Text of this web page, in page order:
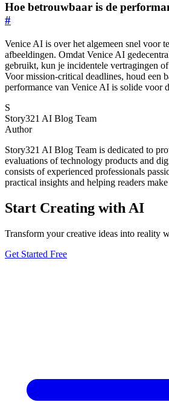
Hoe betrouwbaar is de
#
Venice AI is over het algemeen snel voor
afbeeldingen. Omdat Venice AI
gebruikt, kun je incidentele vertragingen
Voor mission-critical deadlines, houd een
performance van Venice AI is solide voor
S
Story321 AI Blog Team
Author
Story321 AI Blog Team is dedicated to
evaluations of technology products and
consists of experienced professionals
practical insights and helping readers
Start Creating with AI
Transform your creative ideas into reality
Get Started Free